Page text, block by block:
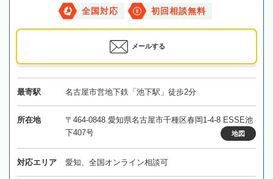
全国対応 初回相談無料
メールする
最寄駅 名古屋市営地下鉄「池下駅」徒歩2分
所在地
〒464-0848 愛知県名古屋市千種区春岡1-4-8 ESSE池
下407号
地図
対応エリア 愛知、全国オンライン相談可